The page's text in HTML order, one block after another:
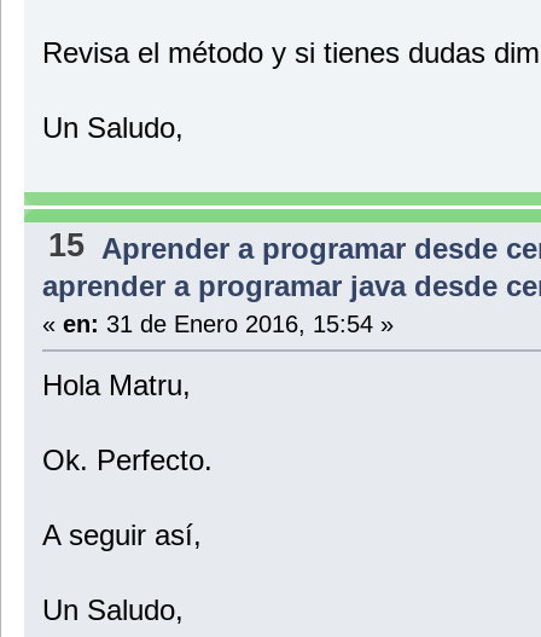
Revisa el método y si tienes dudas
Un Saludo,
15 Aprender a programar desde
aprender a programar java desde
« en: 31 de Enero 2016, 15:54 »
Hola Matru,
Ok. Perfecto.
A seguir así,
Un Saludo,